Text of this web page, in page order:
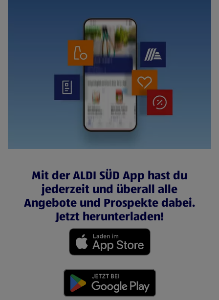
Mit der ALDI SÜD App hast du
jederzeit und überall alle
Angebote und Prospekte dabei.
Jetzt herunterladen!